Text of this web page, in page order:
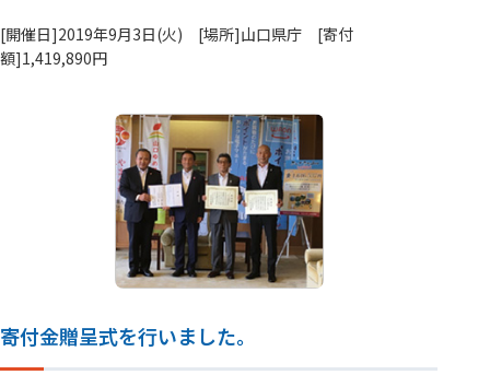
[開催日]2019年9月3日(火) [場所]山口県庁 [寄付
額]1,419,890円
寄付金贈呈式を行いました。